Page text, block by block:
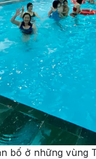
bố ở những vùng